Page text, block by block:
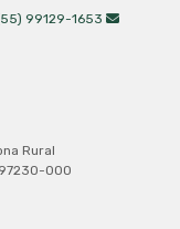
99129-1653
Rural
000